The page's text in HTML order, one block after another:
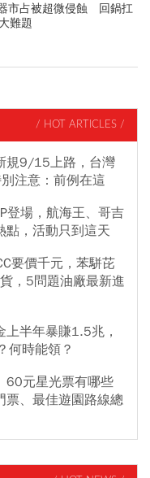
市占被超微侵蝕 回鍋扛
難題
/ HOT ARTICLES /
規9/15上路，台灣
注意：前例在這
登場，航海王、哥吉
，活動只到這天
要價千元，苯駢芘
，5問題油廠最新進
半年暴賺1.5兆，
何時能領？
60元星光票有哪些
票、最佳遊園路線總